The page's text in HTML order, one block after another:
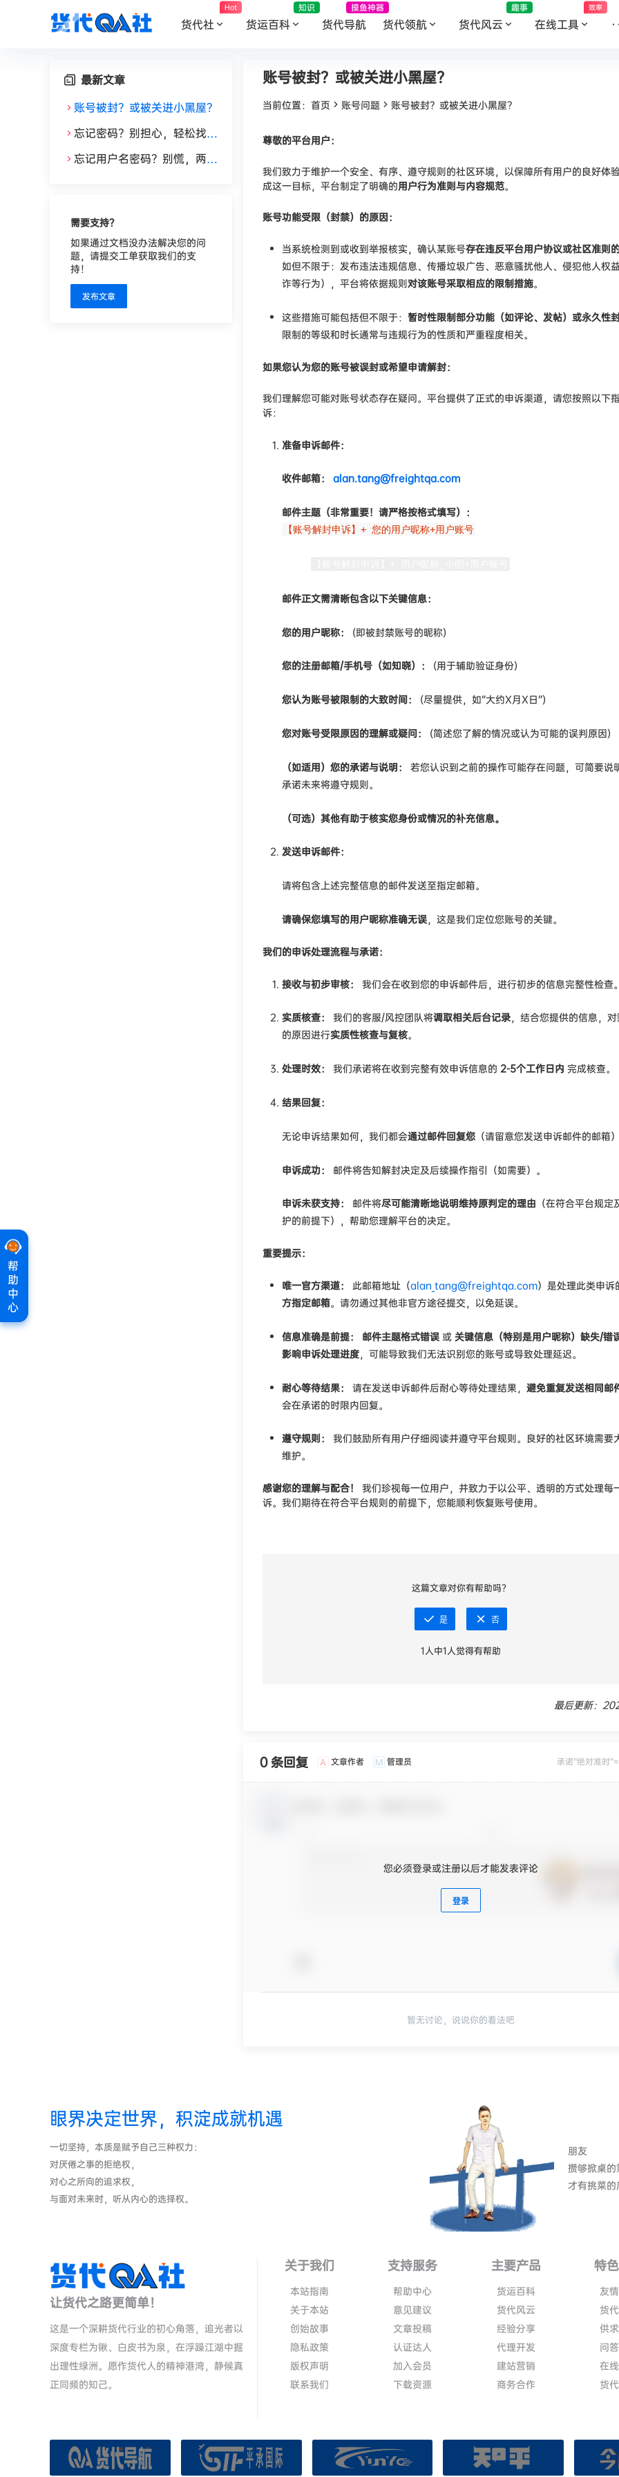
帮
助
中
心
货代社
Hot
货运百科
知识
货代导航
摸鱼神器
货代领航 货代风云
趣事
在线工具
效率
最新文章
账号被封？或被关进小黑屋？
忘记密码？别担心，轻松找回
账户访问权限！
忘记用户名密码？别慌，两种
需要支持？
如果通过文档没办法解决您的问
题，请提交工单获取我们的支
持！
发布文章
账号被封？或被关进小黑屋？
当前位置： 首页 账号问题 账号被封？或被关进小黑屋？
尊敬的平台用户：
我们致力于维护一个安全、有序、遵守规则的社区环境，以保障所有用户的良好体
成这一目标，平台制定了明确的用户行为准则与内容规范。
账号功能受限（封禁）的原因：
当系统检测到或收到举报核实，确认某账号存在违反平台用户协议或社区准则
如但不限于：发布违法违规信息、传播垃圾广告、恶意骚扰他人、侵犯他人权
诈等行为），平台将依据规则对该账号采取相应的限制措施。
这些措施可能包括但不限于： 暂时性限制部分功能（如评论、发帖）或永久性
限制的等级和时长通常与违规行为的性质和严重程度相关。
如果您认为您的账号被误封或希望申请解封：
我们理解您可能对账号状态存在疑问。平台提供了正式的申诉渠道，请您按照以下
诉：
准备申诉邮件：
收件邮箱： alan.tang@freightqa.com
邮件主题（非常重要！请严格按格式填写）：
【账号解封申诉】+ 您的用户昵称+用户账号
邮件正文需清晰包含以下关键信息：
您的用户昵称： (即被封禁账号的昵称)
您的注册邮箱/手机号（如知晓）： (用于辅助验证身份)
您认为账号被限制的大致时间： (尽量提供，如“大约X月X日”)
您对账号受限原因的理解或疑问： (简述您了解的情况或认为可能的误判原因)
（如适用）您的承诺与说明：
若您认识到之前的操作可能存在问题，可简要说
承诺未来将遵守规则。
（可选）其他有助于核实您身份或情况的补充信息。
发送申诉邮件：
请将包含上述完整信息的邮件发送至指定邮箱。
请确保您填写的用户昵称准确无误，这是我们定位您账号的关键。
我们的申诉处理流程与承诺：
接收与初步审核： 我们会在收到您的申诉邮件后，进行初步的信息完整性检查
实质核查： 我们的客服/风控团队将调取相关后台记录，结合您提供的信息，
的原因进行实质性核查与复核。
处理时效： 我们承诺将在收到完整有效申诉信息的 2-5个工作日内 完成核查。
结果回复：
无论申诉结果如何，我们都会通过邮件回复您 （请留意您发送申诉邮件的邮箱
申诉成功： 邮件将告知解封决定及后续操作指引（如需要）。
申诉未获支持： 邮件将尽可能清晰地说明维持原判定的理由 （在符合平台规定
护的前提下），帮助您理解平台的决定。
重要提示：
唯一官方渠道： 此邮箱地址（alan_tang@freightqa.com）是处理此类申诉
方指定邮箱。请勿通过其他非官方途径提交，以免延误。
信息准确是前提： 邮件主题格式错误 或 关键信息（特别是用户昵称）缺失/错
影响申诉处理进度 ，可能导致我们无法识别您的账号或导致处理延迟。
耐心等待结果： 请在发送申诉邮件后耐心等待处理结果， 避免重复发送相同邮
会在承诺的时限内回复。
遵守规则：
我们鼓励所有用户仔细阅读并遵守平台规则。良好的社区环境需要
维护。
感谢您的理解与配合！
我们珍视每一位用户，并致力于以公平、透明的方式处理每
诉。我们期待在符合平台规则的前提下，您能顺利恢复账号使用。
这篇文章对你有帮助吗？
是 否
1人中1人觉得有帮助
最后更新：
0 条回复 A 文章作者 M 管理员 承诺“绝对准时
您必须登录或注册以后才能发表评论
登录
暂无讨论，说说你的看法吧
眼界决定世界，积淀成就机遇
一切坚持，本质是赋予自己三种权力：
对厌倦之事的拒绝权，
对心之所向的追求权，
与面对未来时，听从内心的选择权。
朋友
攒够掀桌的
才有挑菜的
让货代之路更简单！
这是一个深耕货代行业的初心角落，追光者以
深度专栏为锹、白皮书为泉，在浮躁江湖中掘
出理性绿洲。愿作货代人的精神港湾，静候真
正同频的知己。
关于我们
本站指南
关于本站
创始故事
隐私政策
版权声明
联系我们
支持服务
帮助中心
意见建议
文章投稿
认证达人
加入会员
下载资源
主要产品
货运百科
货代风云
经验分享
代理开发
建站营销
商务合作
特
友
货
供
问
在
货